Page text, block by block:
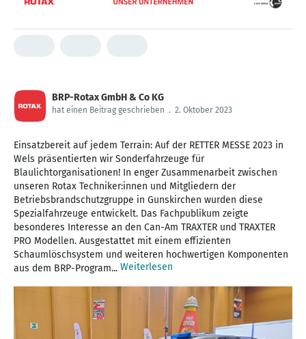
BRP-Rotax GmbH & Co KG
hat einen Beitrag geschrieben . 2. Oktober 2023
Einsatzbereit auf jedem Terrain: Auf der RETTER MESSE 2023 in
Wels präsentierten wir Sonderfahrzeuge für
Blaulichtorganisationen! In enger Zusammenarbeit zwischen
unseren Rotax Techniker:innen und Mitgliedern der
Betriebsbrandschutzgruppe in Gunskirchen wurden diese
Spezialfahrzeuge entwickelt. Das Fachpublikum zeigte
besonderes Interesse an den Can-Am TRAXTER und TRAXTER
PRO Modellen. Ausgestattet mit einem effizienten
Schaumlöschsystem und weiteren hochwertigen Komponenten
aus dem BRP-Program... Weiterlesen